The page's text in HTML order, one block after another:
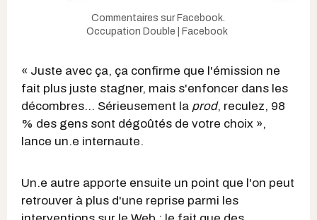
Commentaires sur Facebook.
Occupation Double | Facebook
« Juste avec ça, ça confirme que l'émission ne
fait plus juste stagner, mais s'enfoncer dans les
décombres... Sérieusement la prod, reculez, 98
% des gens sont dégoûtés de votre choix »,
lance un.e internaute.
Un.e autre apporte ensuite un point que l'on peut
retrouver à plus d'une reprise parmi les